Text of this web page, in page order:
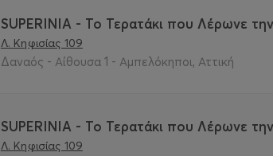
SUPERINIA - Το Τερατάκι που Λέρωνε
Λ. Κηφισίας 109
Δαναός - Αίθουσα 1 - Αμπελόκηποι, Αττική
SUPERINIA - Το Τερατάκι που Λέρωνε
Λ. Κηφισίας 109